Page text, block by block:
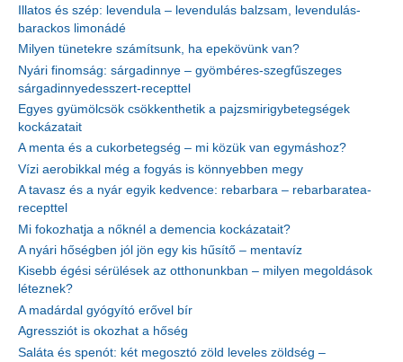
Illatos és szép: levendula – levendulás balzsam, levendulás-
barackos limonádé
Milyen tünetekre számítsunk, ha epekövünk van?
Nyári finomság: sárgadinnye – gyömbéres-szegfűszeges
sárgadinnyedesszert-recepttel
Egyes gyümölcsök csökkenthetik a pajzsmirigybetegségek
kockázatait
A menta és a cukorbetegség – mi közük van egymáshoz?
Vízi aerobikkal még a fogyás is könnyebben megy
A tavasz és a nyár egyik kedvence: rebarbara – rebarbaratea-
recepttel
Mi fokozhatja a nőknél a demencia kockázatait?
A nyári hőségben jól jön egy kis hűsítő – mentavíz
Kisebb égési sérülések az otthonunkban – milyen megoldások
léteznek?
A madárdal gyógyító erővel bír
Agressziót is okozhat a hőség
Saláta és spenót: két megosztó zöld leveles zöldség –